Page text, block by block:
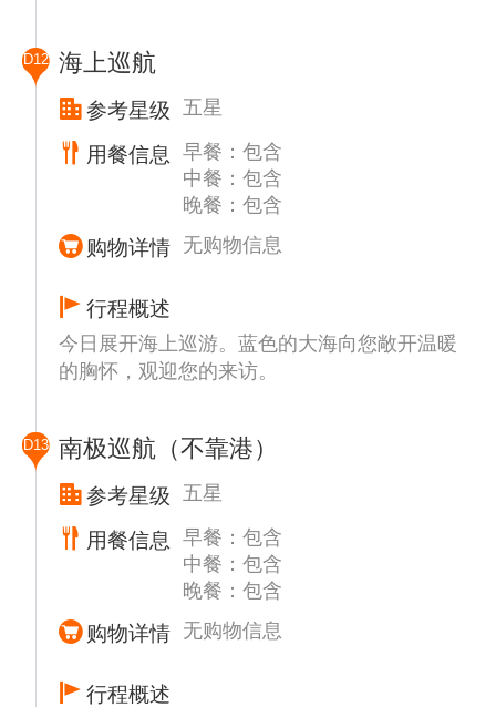
物和资料。
特别安排搭乘由蒸汽机车牵引的世界尽头小火
车至世界最南端的火车站，抵达泛美公路南
端，泛美公路是条从美国的边缘延伸，穿过中
美洲和南美洲的大部分地区的公路。
D12 海上巡航
参考星级 五星
用餐信息
早餐：包含
中餐：包含
晚餐：包含
购物详情 无购物信息
行程概述
今日展开海上巡游。蓝色的大海向您敞开温暖
的胸怀，观迎您的来访。
D13 南极巡航（不靠港）
参考星级 五星
用餐信息
早餐：包含
中餐：包含
晚餐：包含
购物详情 无购物信息
行程概述